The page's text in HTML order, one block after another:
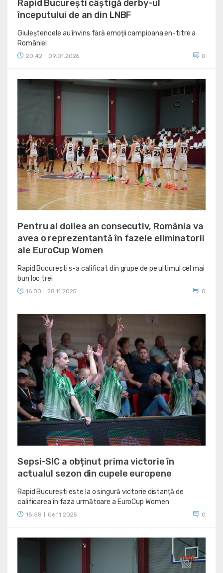
Rapid București câștigă derby-ul
începutului de an din LNBF
Giuleștencele au învins fără emoții campioana en-titre a
României
20:42 09.01.2026 0
Pentru al doilea an consecutiv, România va
avea o reprezentantă în fazele eliminatorii
ale EuroCup Women
Rapid București s-a calificat din grupe de pe ultimul cel mai
bun loc trei
16:00 28.11.2025 0
Sepsi-SIC a obținut prima victorie în
actualul sezon din cupele europene
Rapid București este la o singură victorie distanță de
calificarea în faza următoare a EuroCup Women
15:58 06.11.2025 0